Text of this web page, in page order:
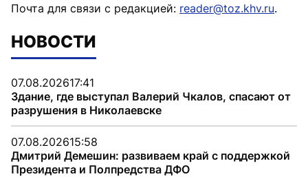
Почта для связи с редакцией: reader@toz.khv.ru.
НОВОСТИ
07.08.202617:41
Здание, где выступал Валерий Чкалов, спасают от
разрушения в Николаевске
07.08.202615:58
Дмитрий Демешин: развиваем край с поддержкой
Президента и Полпредства ДФО